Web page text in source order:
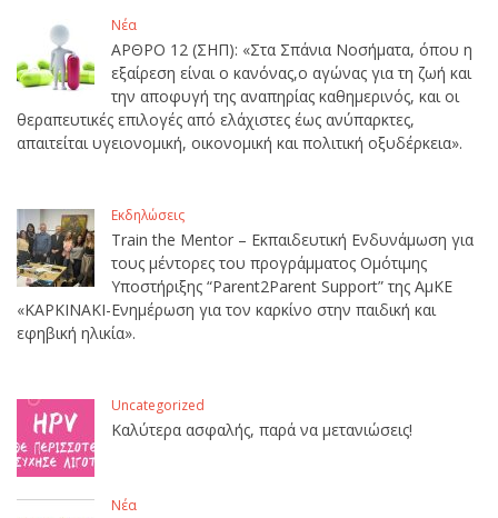
Νέα
ΑΡΘΡΟ 12 (ΣΗΠ): «Στα Σπάνια Νοσήματα, όπου η
εξαίρεση είναι ο κανόνας,ο αγώνας για τη ζωή και
την αποφυγή της αναπηρίας καθημερινός, και οι
θεραπευτικές επιλογές από ελάχιστες έως ανύπαρκτες,
απαιτείται υγειονομική, οικονομική και πολιτική οξυδέρκεια».
Εκδηλώσεις
Train the Mentor – Εκπαιδευτική Ενδυνάμωση για
τους μέντορες του προγράμματος Ομότιμης
Υποστήριξης “Parent2Parent Support” της ΑμΚΕ
«ΚΑΡΚΙΝΑΚΙ-Ενημέρωση για τον καρκίνο στην παιδική και
εφηβική ηλικία».
Uncategorized
Καλύτερα ασφαλής, παρά να μετανιώσεις!
Νέα